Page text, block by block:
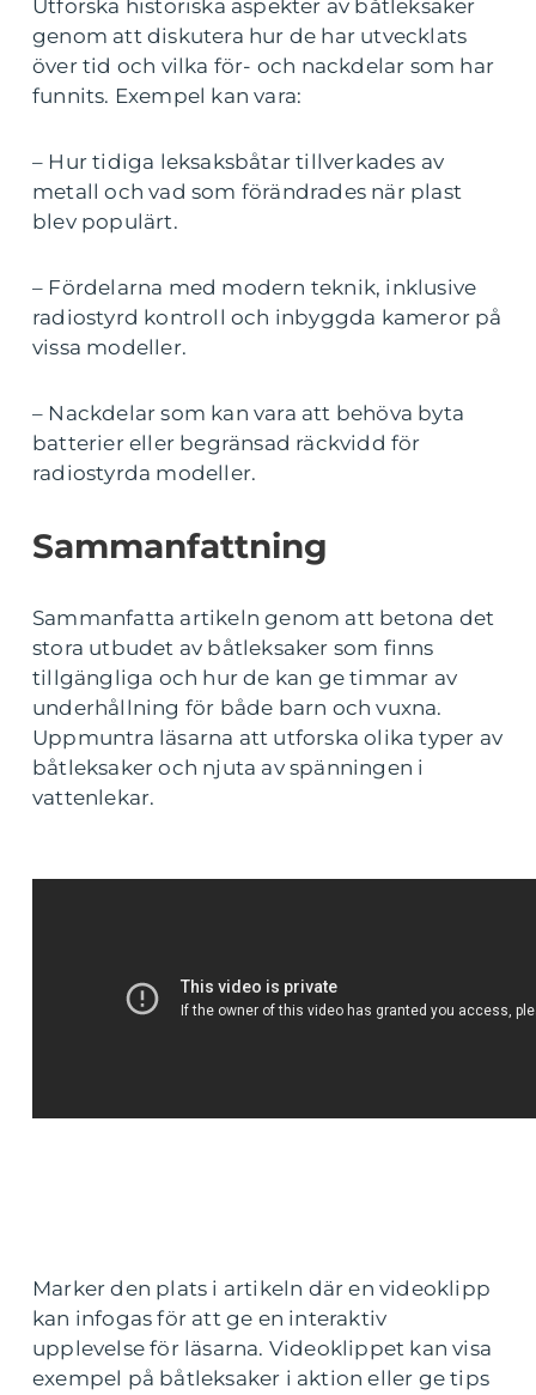
Utforska historiska aspekter av båtleksaker
genom att diskutera hur de har utvecklats
över tid och vilka för- och nackdelar som har
funnits. Exempel kan vara:
– Hur tidiga leksaksbåtar tillverkades av
metall och vad som förändrades när plast
blev populärt.
– Fördelarna med modern teknik, inklusive
radiostyrd kontroll och inbyggda kameror på
vissa modeller.
– Nackdelar som kan vara att behöva byta
batterier eller begränsad räckvidd för
radiostyrda modeller.
Sammanfattning
Sammanfatta artikeln genom att betona det
stora utbudet av båtleksaker som finns
tillgängliga och hur de kan ge timmar av
underhållning för både barn och vuxna.
Uppmuntra läsarna att utforska olika typer av
båtleksaker och njuta av spänningen i
vattenlekar.
Marker den plats i artikeln där en videoklipp
kan infogas för att ge en interaktiv
upplevelse för läsarna. Videoklippet kan visa
exempel på båtleksaker i aktion eller ge tips